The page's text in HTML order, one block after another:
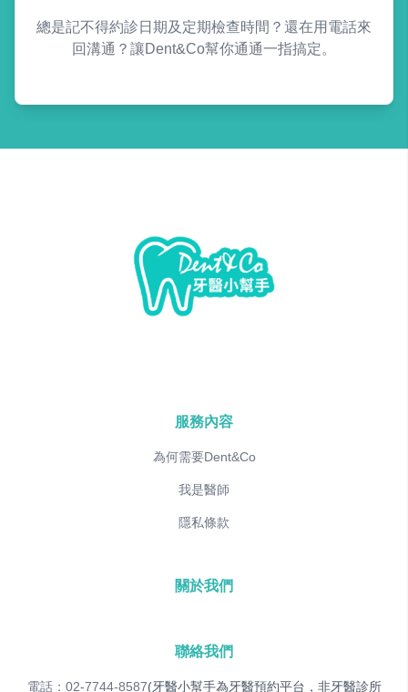
總是記不得約診日期及定期檢查時間？還在用電話來
回溝通？讓Dent&Co幫你通通一指搞定。
服務內容
為何需要Dent&Co
我是醫師
隱私條款
關於我們
聯絡我們
電話：02-7744-8587(牙醫小幫手為牙醫預約平台，非牙醫診所